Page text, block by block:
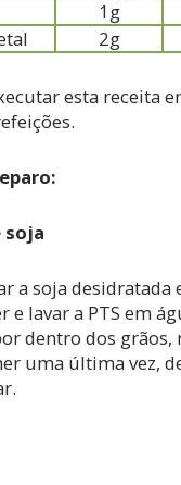
1g
2g
esta receita
soja
a soja
e lavar a PTS em
dentro dos
uma última vez,